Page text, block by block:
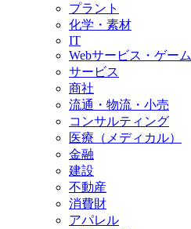
プラント
化学・素材
IT
Webサービス・ゲーム
サービス
商社
流通・物流・小売
コンサルティング
医療（メディカル）
金融
建設
不動産
消費財
アパレル